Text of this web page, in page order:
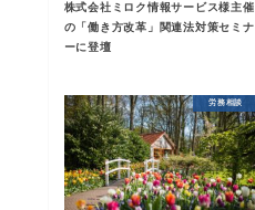
株式会社ミロク情報サービス様主催
の「働き方改革」関連法対策セミナ
ーに登壇
労務相談